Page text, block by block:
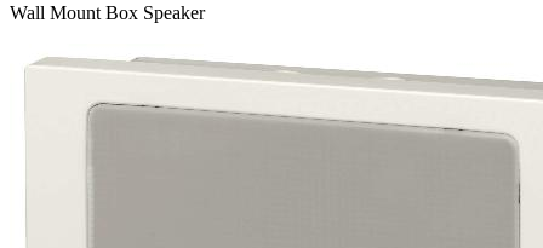
Wall Mount Box Speaker